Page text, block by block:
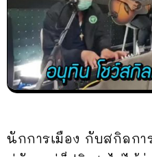
นักการเมือง กับสกิลกา